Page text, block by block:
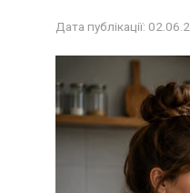
Дата публікації: